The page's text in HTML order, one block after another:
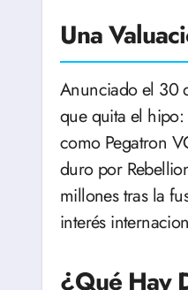
Una
Anunciado el 30
que quita el hipo:
como Pegatron
duro por
millones tras la
interés
¿Qué Hay